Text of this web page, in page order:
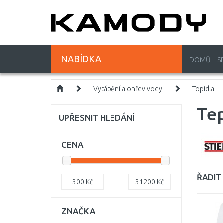
NABÍDKA DOMŮ
Vytápění a ohřev vody Topidla
ŘADIT
UPŘESNIT HLEDÁNÍ
CENA
300 Kč 31200 Kč
ZNAČKA